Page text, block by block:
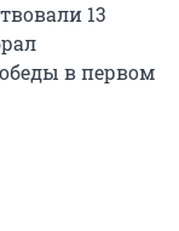
13
в первом